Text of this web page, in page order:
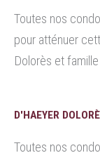
Toutes nos
pour atténuer
Dolorès et famille
D'HAEYER
Toutes nos